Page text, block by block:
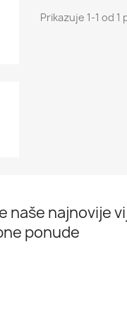
Prikazuje 1-1 od 1
naše najnovije
ponude